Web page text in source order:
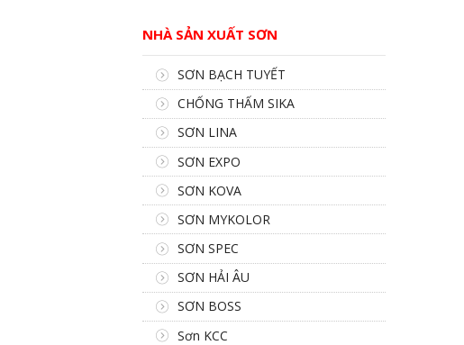
NHÀ SẢN XUẤT SƠN
SƠN BẠCH TUYẾT
CHỐNG THẤM SIKA
SƠN LINA
SƠN EXPO
SƠN KOVA
SƠN MYKOLOR
SƠN SPEC
SƠN HẢI ÂU
SƠN BOSS
Sơn KCC